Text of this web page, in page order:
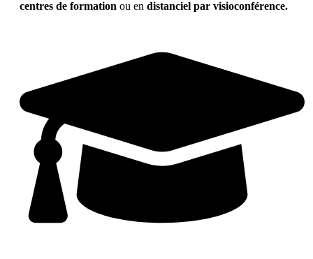
centres de formation ou en distanciel par visioconférence.